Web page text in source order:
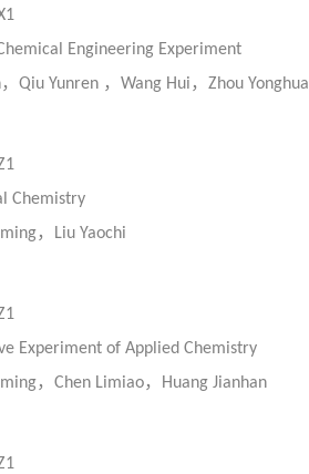
Engineering Experiment
， Qiu Yunren ， Wang Hui ， Zhou Yonghua
Chemistry
， Liu Yaochi
Experiment of Applied Chemistry
， Chen Limiao， Huang Jianhan